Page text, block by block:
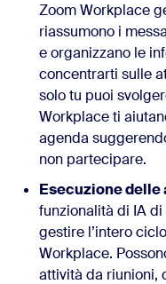
Zoom Workplace
riassumono i
e organizzano le
concentrarti sulle
solo tu puoi
Workplace ti
agenda
non partecipare.
Esecuzione
funzionalità di IA
gestire l’intero
Workplace.
attività da riunioni,